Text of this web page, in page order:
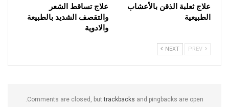
علاج ثعلبة الذقن بالأعشاب
الطبيعية
علاج تساقط الشعر
والتقصف الشديد بالطبيعة
والادوية
NEXT
Comments are closed, buttrackbacks and pingbacks are open.